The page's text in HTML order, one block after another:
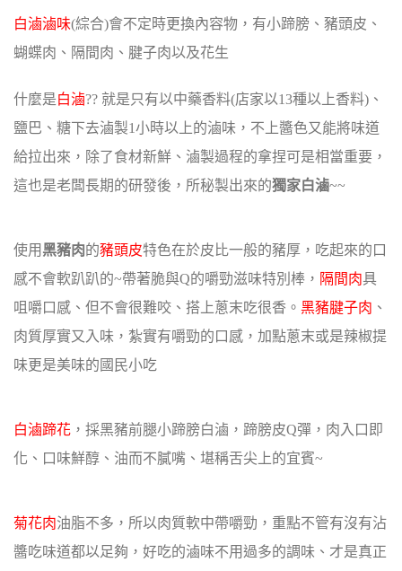
白滷滷味(綜合)會不定時更換內容物， 有小蹄膀、豬頭皮、
蝴蝶肉、隔間肉、腱子肉以及花生
什麼是白滷?? 就是只有以中藥香料(店家以13種以上香料)、
鹽巴、糖下去滷製1小時以上的滷味， 不上醬色又能將味道
給拉出來，除了食材新鮮、滷製過程的拿捏可是相當重要，
這也是老闆長期的研發後，所秘製出來的獨家白滷~~
使用 黑豬肉的豬頭皮特色在於皮比一般的豬厚，吃起來的口
感不會軟趴趴的~帶著脆與Q的嚼勁滋味特別棒， 隔間肉具
咀嚼口感、但不會很難咬、搭上蔥末吃很香。 黑豬腱子肉 、
肉質厚實又入味，紮實有嚼勁的口感，加點蔥末或是辣椒提
味更是美味的國民小吃
白滷蹄花 ，採黑豬前腿小蹄膀白滷，蹄膀皮Q彈，肉入口即
化、口味鮮醇、 油而不膩嘴、堪稱舌尖上的宜賓~
菊花肉油脂不多，所以肉質軟中帶嚼勁，重點不管有沒有沾
醬吃味道都以足夠， 好吃的滷味不用過多的調味、才是真正